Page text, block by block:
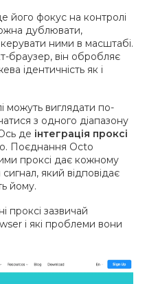
його фокус на контролі
дублювати,
ними в масштабі.
браузер, він обробляє
ідентичність як і
можуть виглядати по-
з одного діапазону
де інтеграція проксі
Поєднання Octo
проксі дає кожному
який відповідає
йому.
проксі зазвичай
і які проблеми вони